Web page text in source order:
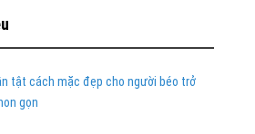
tật cách mặc đẹp cho người béo trở
gọn